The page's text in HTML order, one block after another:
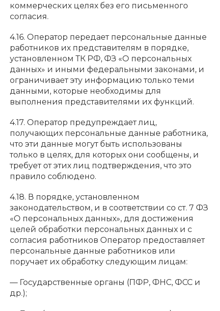
коммерческих целях без его письменного
согласия.
4.16. Оператор передает персональные данные
работников их представителям в порядке,
установленном ТК РФ, ФЗ «О персональных
данных» и иными федеральными законами, и
ограничивает эту информацию только теми
данными, которые необходимы для
выполнения представителями их функций.
4.17. Оператор предупреждает лиц,
получающих персональные данные работника,
что эти данные могут быть использованы
только в целях, для которых они сообщены, и
требует от этих лиц подтверждения, что это
правило соблюдено.
4.18. В порядке, установленном
законодательством, и в соответствии со ст. 7 ФЗ
«О персональных данных», для достижения
целей обработки персональных данных и с
согласия работников Оператор предоставляет
персональные данные работников или
поручает их обработку следующим лицам:
— Государственные органы (ПФР, ФНС, ФСС и
др.);